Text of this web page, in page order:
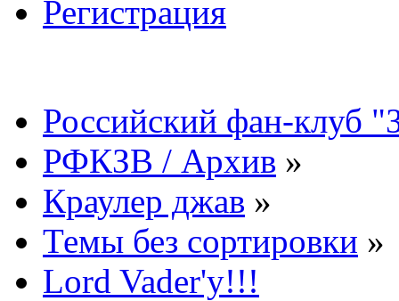
Регистрация
Российский фан-клуб
РФКЗВ / Архив »
Краулер джав »
Темы без сортировки »
Lord Vader'у!!!